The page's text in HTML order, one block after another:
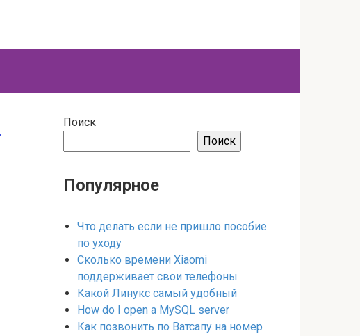
Поиск
Поиск
Популярное
Что делать если не пришло пособие
по уходу
Сколько времени Xiaomi
поддерживает свои телефоны
Какой Линукс самый удобный
How do I open a MySQL server
Как позвонить по Ватсапу на номер